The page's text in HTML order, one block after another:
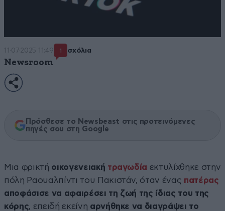
11·07·2025 11:49 1 σχόλια
Newsroom
Πρόσθεσε το Newsbeast στις προτεινόμενες
πηγές σου στη Google
Μια φρικτή οικογενειακή τραγωδία εκτυλίχθηκε στην
πόλη Ραουαλπίντι του Πακιστάν, όταν ένας πατέρας
αποφάσισε να αφαιρέσει τη ζωή της ίδιας του της
κόρης, επειδή εκείνη αρνήθηκε να διαγράψει το